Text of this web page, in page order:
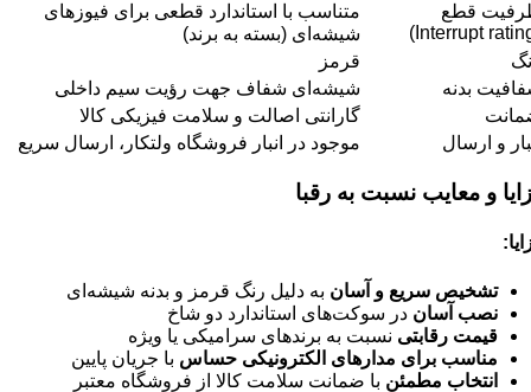
قطع
متناسب با استاندارد قطعی برای فیوزهای
شیشه‌ای (بسته به برند)
قرمز
بدنه
شیشه‌ای شفاف جهت رؤیت سیم داخلی
گارانتی اصالت و سلامت فیزیکی کالا
و ارسال
موجود در انبار فروشگاه ولتکار، ارسال سریع
و معایب نسبت به رقبا
:
تشخیص سریع و آسان به دلیل رنگ قرمز و بدنه شیشه‌ای
نصب آسان در سوکت‌های استاندارد دو شاخ
قیمت رقابتی نسبت به برندهای سرامیکی یا ویژه
مناسب برای مدارهای الکترونیکی حساس با جریان پایین
انتخاب مطمئن با ضمانت سلامت کالا از فروشگاه معتبر